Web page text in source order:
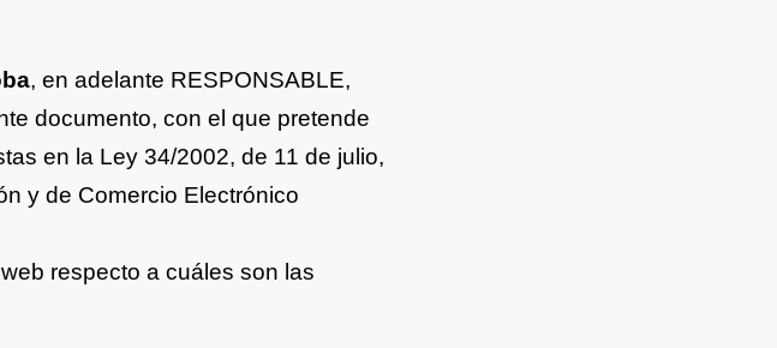
, en adelante RESPONSABLE,
documento, con el que pretende
en la Ley 34/2002, de 11 de julio,
y de Comercio Electrónico
respecto a cuáles son las